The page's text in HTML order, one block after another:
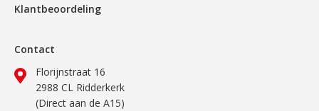
Klantbeoordeling
Contact
Florijnstraat 16
2988 CL Ridderkerk
(Direct aan de A15)